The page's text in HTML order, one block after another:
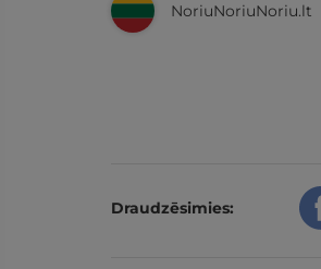
NoriuNoriuNoriu.lt
Draudzēsimies: